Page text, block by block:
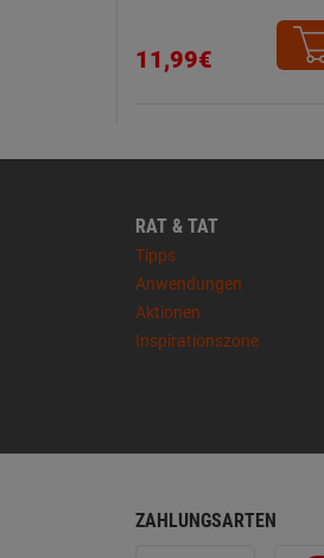
11,99€
RAT & TAT
Tipps
Anwendungen
Aktionen
Inspirationszone
ZAHLUNGSARTEN